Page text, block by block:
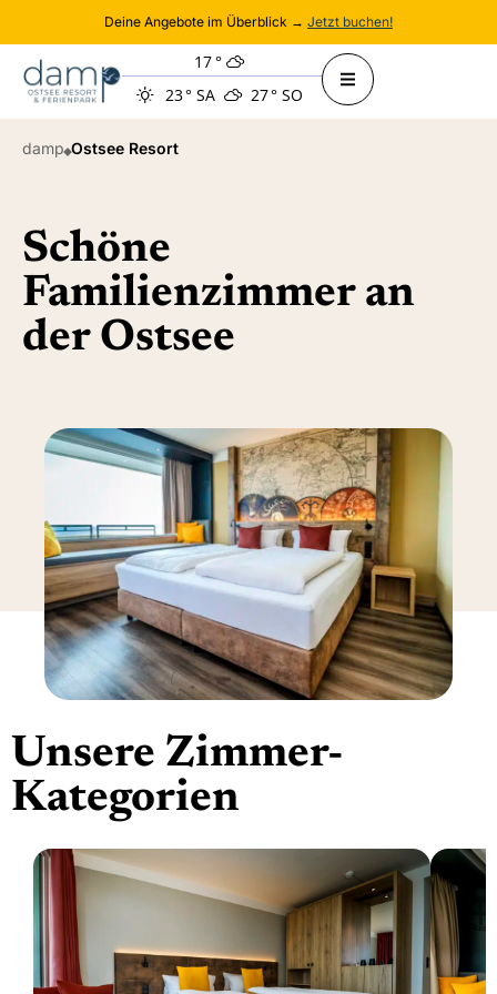
Deine Angebote im Überblick → Jetzt buchen!
17°
23° SA 27° SO
damp Ostsee Resort
Schöne
Familienzimmer an
der Ostsee
Unsere Zimmer-
Kategorien